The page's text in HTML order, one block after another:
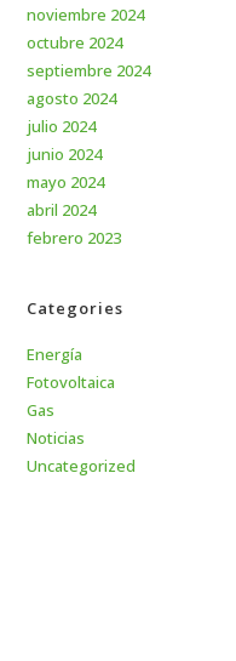
noviembre 2024
octubre 2024
septiembre 2024
agosto 2024
julio 2024
junio 2024
mayo 2024
abril 2024
febrero 2023
Categories
Energía
Fotovoltaica
Gas
Noticias
Uncategorized